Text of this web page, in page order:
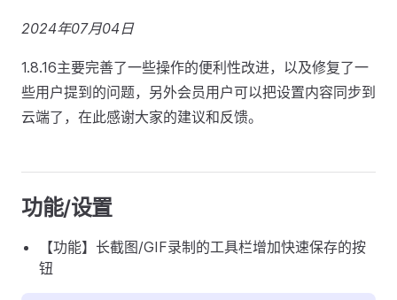
2024年07月04日
1.8.16主要完善了一些操作的便利性改进，以及修复了一
些用户提到的问题，另外会员用户可以把设置内容同步到
云端了，在此感谢大家的建议和反馈。
功能/设置
【功能】长截图/GIF录制的工具栏增加快速保存的按
钮